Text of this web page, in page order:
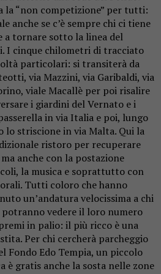
la “non competizione” per tutti:
anche se c’è sempre chi ci tiene
a tornare sotto la linea del
I cinque chilometri di tracciato
particolari: si transiterà da
via Mazzini, via Garibaldi, via
viale Macallè per poi risalire
i giardini del Vernato e i
in via Italia e poi, lungo
striscione in via Malta. Qui la
ristoro per recuperare
anche con la postazione
la musica e soprattutto con
Tutti coloro che hanno
un’andatura velocissima a chi
vedere il loro numero
in palio: il più ricco è una
Per chi cercherà parcheggio
Fondo Edo Tempia, un piccolo
è gratis anche la sosta nelle zone